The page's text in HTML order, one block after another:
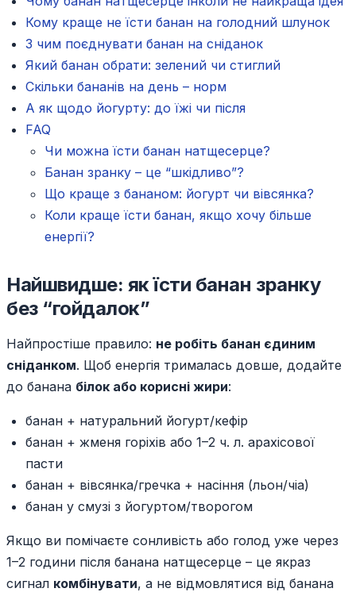
Кому краще не їсти банан на голодний шлунок
З чим поєднувати банан на сніданок
Який банан обрати: зелений чи стиглий
Скільки бананів на день – норм
А як щодо йогурту: до їжі чи після
FAQ
Чи можна їсти банан натщесерце?
Банан зранку – це “шкідливо”?
Що краще з бананом: йогурт чи вівсянка?
Коли краще їсти банан, якщо хочу більше
енергії?
Найшвидше: як їсти банан зранку
без “гойдалок”
Найпростіше правило: не робіть банан єдиним
сніданком. Щоб енергія трималась довше, додайте
до банана білок або корисні жири:
банан + натуральний йогурт/кефір
банан + жменя горіхів або 1–2 ч. л. арахісової
пасти
банан + вівсянка/гречка + насіння (льон/чіа)
банан у смузі з йогуртом/творогом
Якщо ви помічаєте сонливість або голод уже через
1–2 години після банана натщесерце – це якраз
сигнал комбінувати, а не відмовлятися від банана